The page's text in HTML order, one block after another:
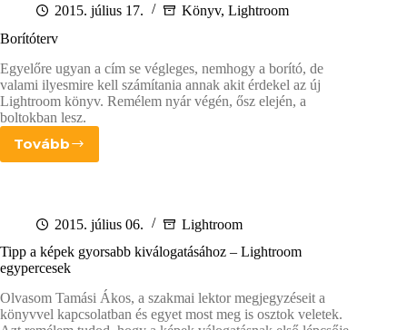
2015. július 17. Könyv, Lightroom
Borítóterv
Egyelőre ugyan a cím se végleges, nemhogy a borító, de
valami ilyesmire kell számítania annak akit érdekel az új
Lightroom könyv. Remélem nyár végén, ősz elején, a
boltokban lesz.
TovábbBorítóterv
2015. július 06.
Lightroom
Tipp a képek gyorsabb kiválogatásához – Lightroom
egypercesek
Olvasom Tamási Ákos, a szakmai lektor megjegyzéseit a
könyvvel kapcsolatban és egyet most meg is osztok veletek.